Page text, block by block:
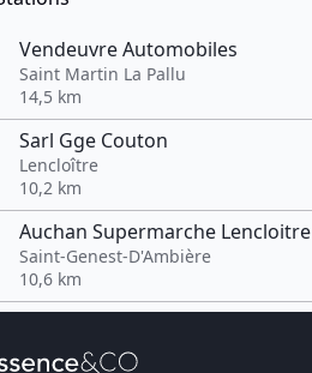
Vendeuvre Automobiles
Saint Martin La Pallu
14,5 km
Sarl Gge Couton
Lencloître
10,2 km
Auchan Supermarche Lencloitre
Saint-Genest-D'Ambière
10,6 km